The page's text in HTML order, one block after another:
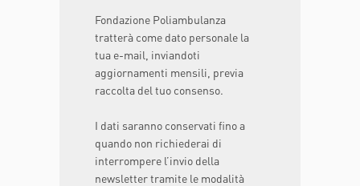
Fondazione Poliambulanza
tratterà come dato personale la
tua e-mail, inviandoti
aggiornamenti mensili, previa
raccolta del tuo consenso.
I dati saranno conservati fino a
quando non richiederai di
interrompere l’invio della
newsletter tramite le modalità